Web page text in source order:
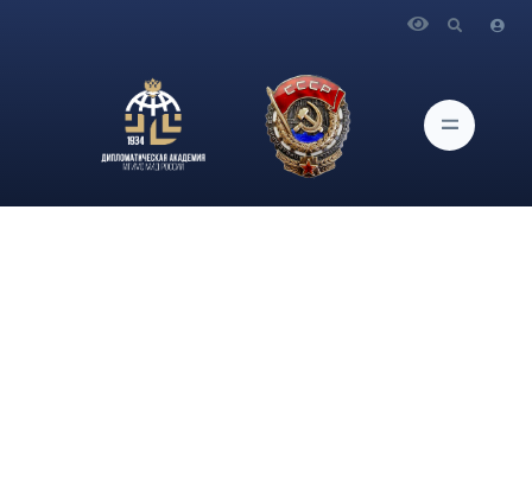
проректор МГИМО МИД России Сергей Владимирович
Шитьков дал интервью первому молодежному медиа
«Детская редакция».